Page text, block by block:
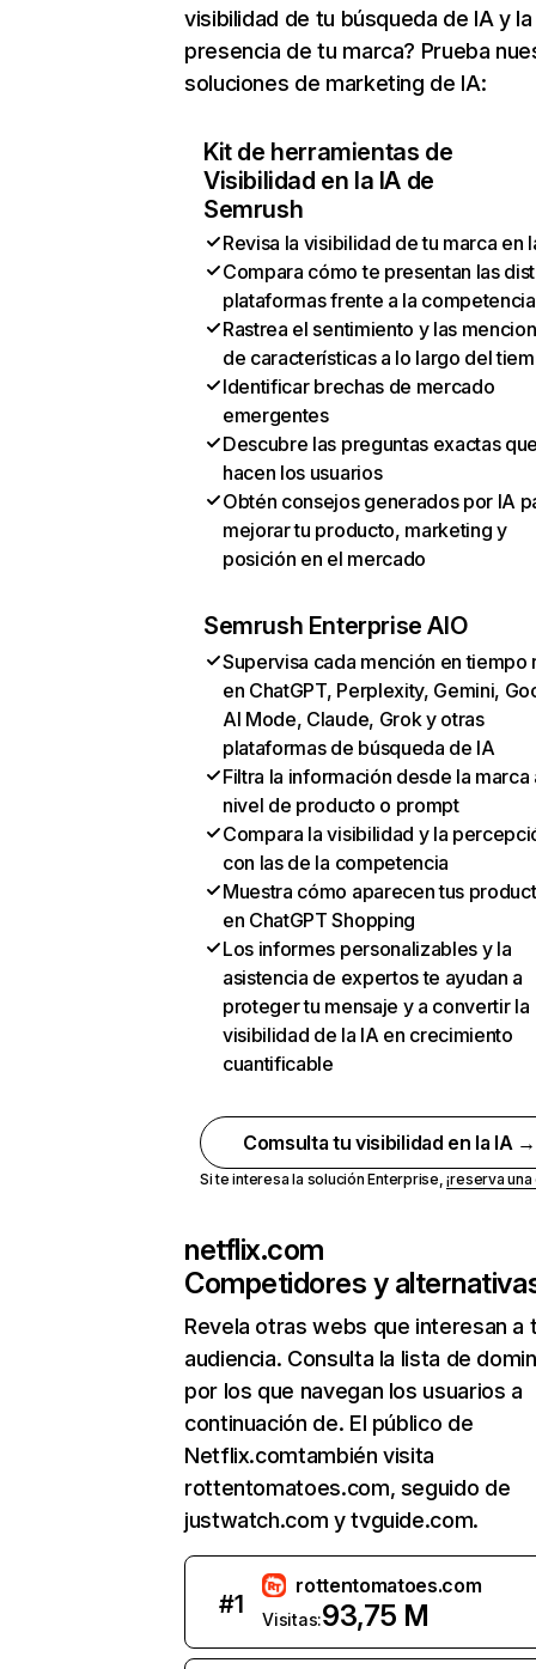
visibilidad de tu búsqueda de IA y la
presencia de tu marca? Prueba
soluciones de marketing de IA:
Kit de herramientas de
Visibilidad en la IA de
Semrush
Revisa la visibilidad de tu marca en
Compara cómo te presentan las
plataformas frente a la competencia
Rastrea el sentimiento y las
de características a lo largo del
Identificar brechas de mercado
emergentes
Descubre las preguntas exactas
hacen los usuarios
Obtén consejos generados por IA
mejorar tu producto, marketing y
posición en el mercado
Semrush Enterprise AIO
Supervisa cada mención en tiempo
en ChatGPT, Perplexity, Gemini,
AI Mode, Claude, Grok y otras
plataformas de búsqueda de IA
Filtra la información desde la marca
nivel de producto o prompt
Compara la visibilidad y la
con las de la competencia
Muestra cómo aparecen tus
en ChatGPT Shopping
Los informes personalizables y la
asistencia de expertos te ayudan a
proteger tu mensaje y a convertir la
visibilidad de la IA en crecimiento
cuantificable
Comsulta tu visibilidad en la IA →
Si te interesa la solución Enterprise,¡reserva
netflix.com
Competidores y
Revela otras webs que interesan a
audiencia. Consulta la lista de
por los que navegan los usuarios a
continuación de. El público de
Netflix.comtambién visita
rottentomatoes.com, seguido de
justwatch.com y tvguide.com.
#1
rottentomatoes.com
Visitas:93,75 M